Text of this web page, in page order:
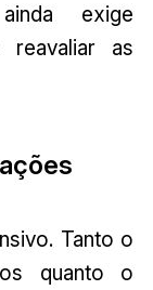
exige
reavaliar as
Tanto o
quanto o